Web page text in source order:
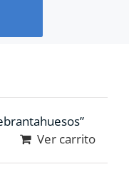
Ver carrito